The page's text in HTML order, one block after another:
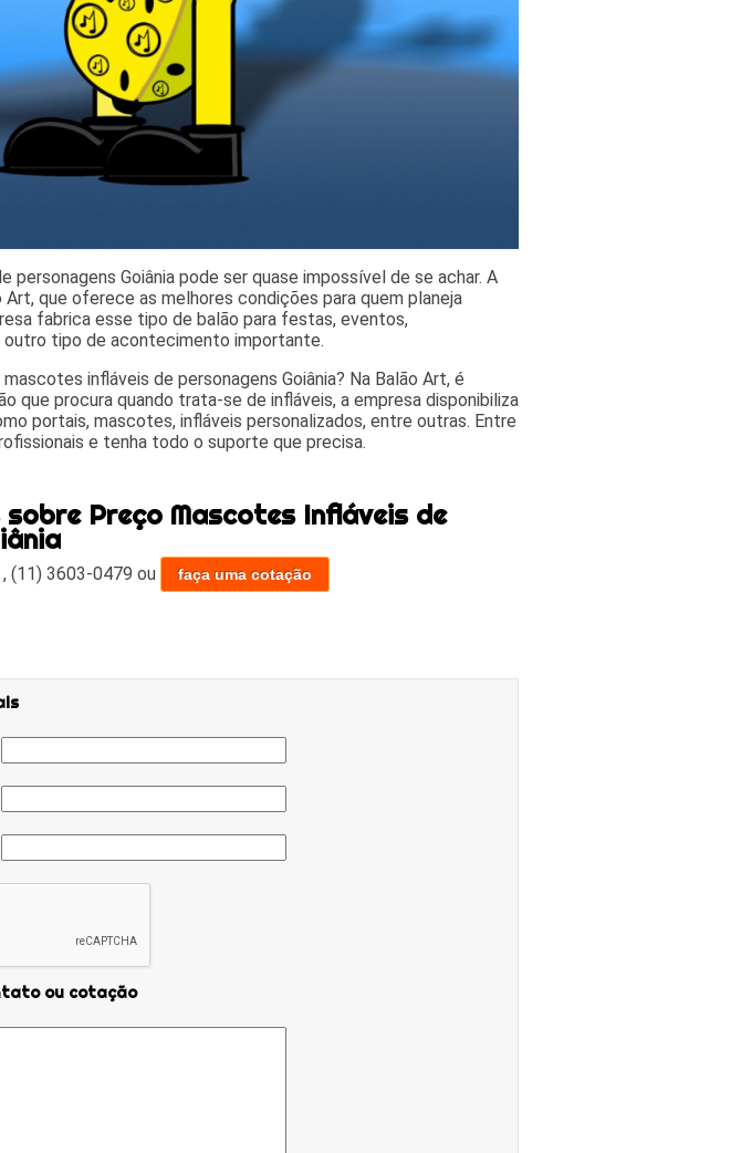
personagens Goiânia pode ser quase impossível de se achar. A
Art, que oferece as melhores condições para quem planeja
fabrica esse tipo de balão para festas, eventos,
outro tipo de acontecimento importante.
infláveis de personagens Goiânia? Na Balão Art, é
que procura quando trata-se de infláveis, a empresa disponibiliza
portais, mascotes, infláveis personalizados, entre outras. Entre
e tenha todo o suporte que precisa.
Preço Mascotes Infláveis de
, (11) 3603-0479 ou faça uma cotação
ou cotação